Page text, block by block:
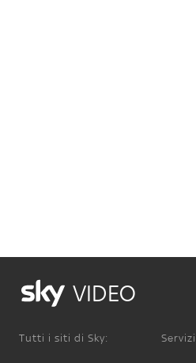
VIDEO
Tutti i siti di Sky: